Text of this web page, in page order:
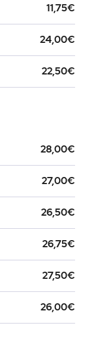
11,75€
24,00€
22,50€
28,00€
27,00€
26,50€
26,75€
27,50€
26,00€